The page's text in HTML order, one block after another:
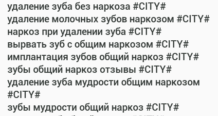
удаление зуба без наркоза #CITY#
удаление молочных зубов наркозом #CITY#
наркоз при удалении зуба #CITY#
вырвать зуб с общим наркозом #CITY#
имплантация зубов общий наркоз #CITY#
зубы общий наркоз отзывы #CITY#
удаление зуба мудрости общим наркозом
#CITY#
зубы мудрости общий наркоз #CITY#